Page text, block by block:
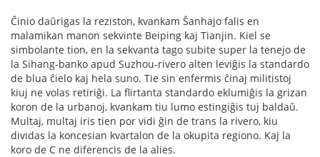
Ĉinio daŭrigas la reziston, kvankam Ŝanhajo falis en
malamikan manon sekvinte Beiping kaj Tianjin. Kiel se
simbolante tion, en la sekvanta tago subite super la tenejo de
la Sihang-banko apud Suzhou-rivero alten leviĝis la standardo
de blua ĉielo kaj hela suno. Tie sin enfermis ĉinaj militistoj
kiuj ne volas retiriĝi. La flirtanta standardo eklumiĝis la grizan
koron de la urbanoj, kvankam tiu lumo estingiĝis tuj baldaŭ.
Multaj, multaj iris tien por vidi ĝin de trans la rivero, kiu
dividas la koncesian kvartalon de la okupita regiono. Kaj la
koro de C ne diferencis de la alies.